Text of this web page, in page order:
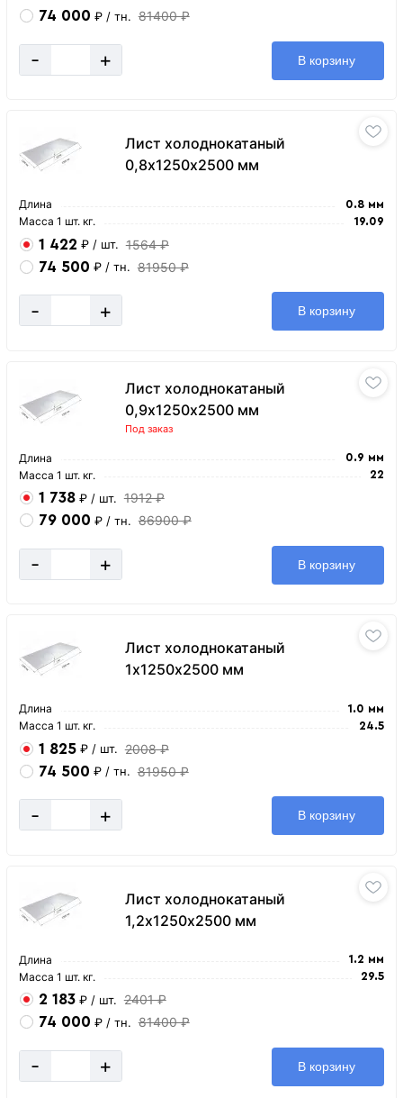
74 000 ₽ / тн. 81400 ₽
- + В корзину
Лист холоднокатаный
0,8х1250х2500 мм
Длина 0.8 мм
Масса 1 шт. кг. 19.09
1 422 ₽ / шт. 1564 ₽
74 500 ₽ / тн. 81950 ₽
- + В корзину
Лист холоднокатаный
0,9х1250х2500 мм
Под заказ
Длина 0.9 мм
Масса 1 шт. кг. 22
1 738 ₽ / шт. 1912 ₽
79 000 ₽ / тн. 86900 ₽
- + В корзину
Лист холоднокатаный
1х1250х2500 мм
Длина 1.0 мм
Масса 1 шт. кг. 24.5
1 825 ₽ / шт. 2008 ₽
74 500 ₽ / тн. 81950 ₽
- + В корзину
Лист холоднокатаный
1,2х1250х2500 мм
Длина 1.2 мм
Масса 1 шт. кг. 29.5
2 183 ₽ / шт. 2401 ₽
74 000 ₽ / тн. 81400 ₽
- + В корзину